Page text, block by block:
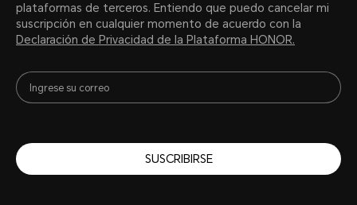
plataformas de terceros. Entiendo que puedo cancelar mi
suscripción en cualquier momento de acuerdo con la
Declaración de Privacidad de la Plataforma HONOR.
SUSCRIBIRSE